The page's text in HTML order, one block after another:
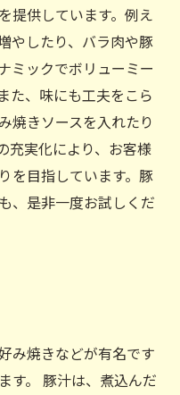
提供しています。例え
やしたり、バラ肉や豚
ミックでボリューミー
た、味にも工夫をこら
焼きソースを入れたり
充実化により、お客様
を目指しています。豚
、是非一度お試しくだ
み焼きなどが有名です
す。 豚汁は、煮込んだ